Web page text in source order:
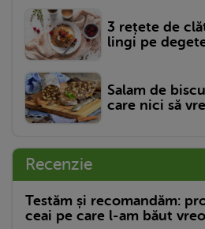
3 rețete de
lingi pe
Salam de
care nici să
Recenzie
Testăm și recomandăm:
ceai pe care l-am băut